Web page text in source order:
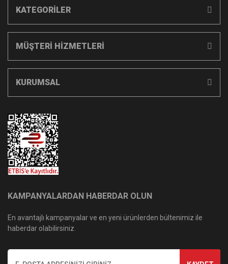
KATEGORİLER
MÜŞTERİ HİZMETLERİ
KURUMSAL
KAMPANYALARDAN HABERDAR OLUN
En avantajlı kampanyalar ve en yeni ürünlerden bültenimiz ile
haberdar olabilirsiniz.